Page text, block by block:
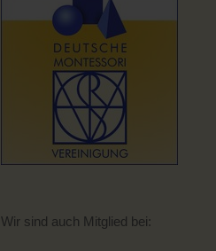
Wir sind auch Mitglied bei: